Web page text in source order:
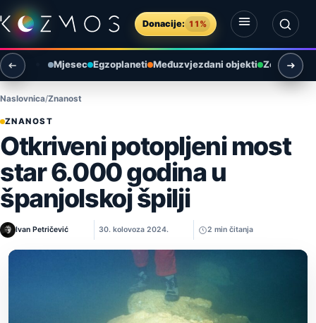
Preskoči na sadržaj
Donacije: 11%
Otvori izbornik
Otvori pretragu
Mjesec Egzoplaneti Međuzvjezdani objekti Zemlja i
Naslovnica Znanost
ZNANOST
Otkriveni potopljeni most
star 6.000 godina u
španjolskoj špilji
Ivan Petričević 30. kolovoza 2024. 2 min čitanja